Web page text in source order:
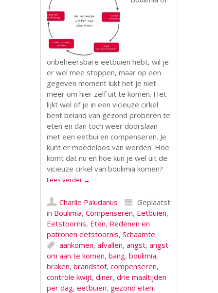
onbeheersbare eetbuien hebt, wil je
er wel mee stoppen, maar op een
gegeven moment lukt het je niet
meer om hier zelf uit te komen. Het
lijkt wel of je in een vicieuze cirkel
bent beland van gezond proberen te
eten en dan toch weer doorslaan
met een eetbui en compenseren. Je
kunt er moedeloos van worden. Hoe
komt dat nu en hoe kun je wel uit de
vicieuze cirkel van boulimia komen?
Lees verder →
Charlie Paludanus
Geplaatst
in Boulimia,Compenseren, Eetbuien,
Eetstoornis, Eten, Redenen en
patronen eetstoornis,Schaamte
aankomen,afvallen,angst,angst
om aan te komen,bang,boulimia,
braken,brandstof,compenseren,
controle kwijt,diner,drie maaltijden
per dag,eetbuien, gezond eten,